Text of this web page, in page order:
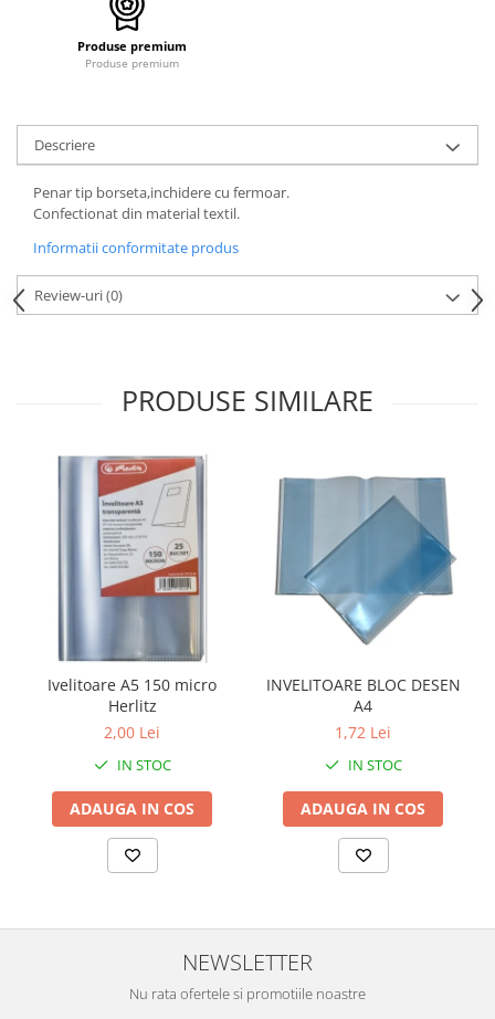
Carti si caiete de colorat 19%
Carti si caiete de colorat 5%
Penare si Borsete
Carti si caiete de colorat 11%
Carti si caiete de colorat 21%
Seturi de bucatarie si curatenie
Produse premium
Produse premium
Descriere
Penar tip borseta,inchidere cu fermoar.
Confectionat din material textil.
Informatii conformitate produs
Review-uri(0)
PRODUSE SIMILARE
Ivelitoare A5 150 micro
Herlitz
2,00 Lei
IN STOC
ADAUGA IN COS
INVELITOARE BLOC DESEN
A4
1,72 Lei
IN STOC
ADAUGA IN COS
NEWSLETTER
Nu rata ofertele si promotiile noastre